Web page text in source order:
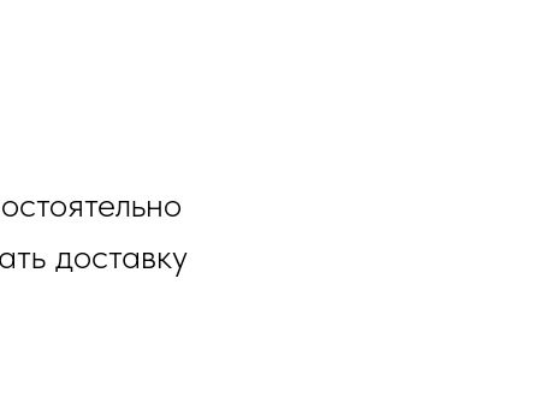
доставку